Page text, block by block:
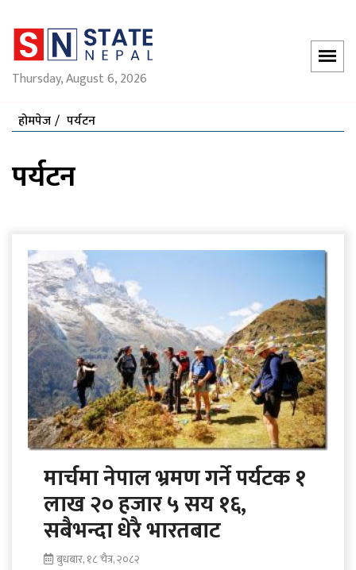
Thursday, August 6, 2026
होमपेज
पर्यटन
पर्यटन
मार्चमा नेपाल भ्रमण गर्ने पर्यटक १
लाख २० हजार ५ सय १६,
सबैभन्दा धेरै भारतबाट
बुधबार, १८ चैत्र, २०८२